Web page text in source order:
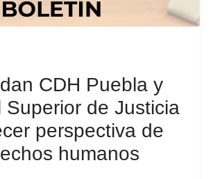
CDH Puebla y
Superior de Justicia
perspectiva de
humanos